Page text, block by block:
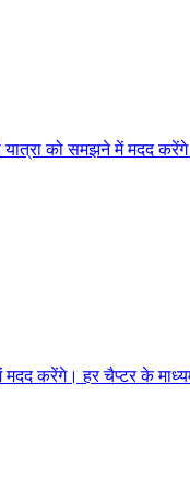
को समझने में मदद
करेंगे। हर चैप्टर के